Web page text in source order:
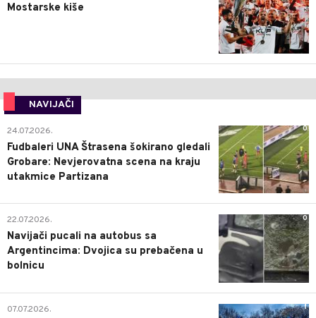
Mostarske kiše
NAVIJAČI
0
24.07.2026.
Fudbaleri UNA Štrasena šokirano gledali
Grobare: Nevjerovatna scena na kraju
utakmice Partizana
0
22.07.2026.
Navijači pucali na autobus sa
Argentincima: Dvojica su prebačena u
bolnicu
1
07.07.2026.